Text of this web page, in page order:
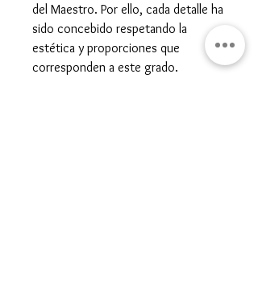
del Maestro. Por ello, cada detalle ha
sido concebido respetando la
estética y proporciones que
corresponden a este grado.